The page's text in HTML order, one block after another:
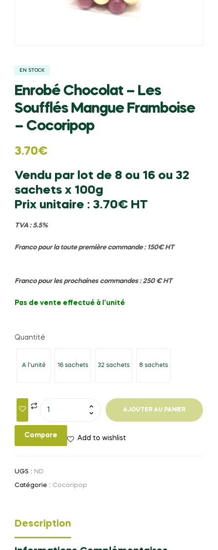
EN STOCK
Enrobé Chocolat – Les
Soufflés Mangue Framboise
– Cocoripop
3.70€
Vendu par lot de 8 ou 16 ou 32
sachets x 100g
Prix unitaire : 3.70€ HT
TVA : 5.5%
Franco pour la toute première commande : 150€ HT
Franco pour les prochaines commandes : 250 € HT
Pas de vente effectué à l’unité
Quantité
A l'unité 16 sachets 32 sachets 8 sachets
AJOUTER AU PANIER
Compare Add to wishlist
UGS : ND
Catégorie : Cocoripop
Description